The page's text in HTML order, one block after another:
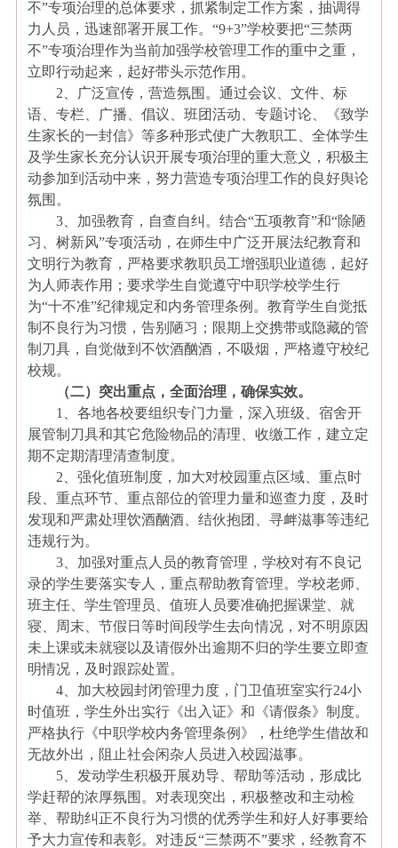
不”专项治理的总体要求，抓紧制定工作方案，抽调得
力人员，迅速部署开展工作。“9+3”学校要把“三禁两
不”专项治理作为当前加强学校管理工作的重中之重，
立即行动起来，起好带头示范作用。
2 、广泛宣传，营造氛围。通过会议、文件、标
语、专栏、广播、倡议、班团活动、专题讨论、《致学
生家长的一封信》等多种形式使广大教职工、全体学生
及学生家长充分认识开展专项治理的重大意义，积极主
动参加到活动中来，努力营造专项治理工作的良好舆论
氛围。
3 、加强教育，自查自纠。结合“五项教育”和“除陋
习、树新风”专项活动，在师生中广泛开展法纪教育和
文明行为教育，严格要求教职员工增强职业道德，起好
为人师表作用；要求学生自觉遵守中职学校学生行
为“十不准”纪律规定和内务管理条例。教育学生自觉抵
制不良行为习惯，告别陋习；限期上交携带或隐藏的管
制刀具，自觉做到不饮酒酗酒，不吸烟，严格遵守校纪
校规。
（二）突出重点，全面治理，确保实效。
1
、各地各校要组织专门力量，深入班级、宿舍开
展管制刀具和其它危险物品的清理、收缴工作，建立定
期不定期清理清查制度。
2 、强化值班制度，加大对校园重点区域、重点时
段、重点环节、重点部位的管理力量和巡查力度，及时
发现和严肃处理饮酒酗酒、结伙抱团、寻衅滋事等违纪
违规行为。
3 、加强对重点人员的教育管理，学校对有不良记
录的学生要落实专人，重点帮助教育管理。学校老师、
班主任、学生管理员、值班人员要准确把握课堂、就
寝、周末、节假日等时间段学生去向情况，对不明原因
未上课或未就寝以及请假外出逾期不归的学生要立即查
明情况，及时跟踪处置。
4 、加大校园封闭管理力度，门卫值班室实行24小
时值班，学生外出实行《出入证》和《请假条》制度。
严格执行《中职学校内务管理条例》，杜绝学生借故和
无故外出，阻止社会闲杂人员进入校园滋事。
5 、发动学生积极开展劝导、帮助等活动，形成比
学赶帮的浓厚氛围。对表现突出，积极整改和主动检
举、帮助纠正不良行为习惯的优秀学生和好人好事要给
予大力宣传和表彰。对违反“三禁两不”要求，经教育不